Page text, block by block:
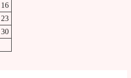
16
23
30